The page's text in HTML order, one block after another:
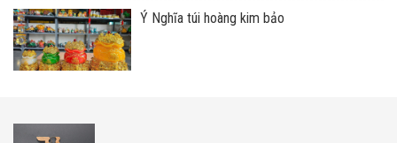
Ý Nghĩa túi hoàng kim bảo